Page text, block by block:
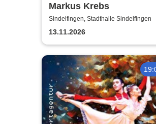
Markus Krebs
Sindelfingen, Stadthalle Sindelfingen
13.11.2026